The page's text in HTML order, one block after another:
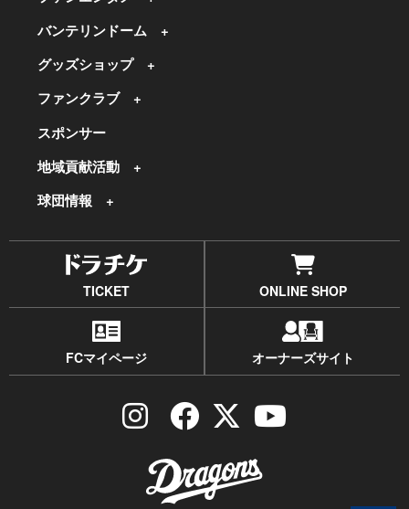
バンテリンドーム
グッズショップ
ファンクラブ
スポンサー
地域貢献活動
球団情報
TICKET ONLINE SHOP
FCマイページ オーナーズサイト